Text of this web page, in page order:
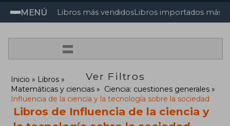
MENÚ Libros más vendidosLibros importados más
=
Ver Filtros
Inicio
Libros
Matemáticas y ciencias
Ciencia: cuestiones generales
Influencia de la ciencia y la tecnología sobre la sociedad
Libros de Influencia de la ciencia y